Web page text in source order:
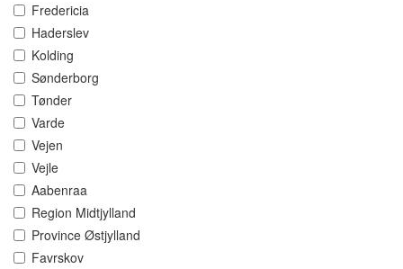
Fredericia
Haderslev
Kolding
Sønderborg
Tønder
Varde
Vejen
Vejle
Aabenraa
Region Midtjylland
Province Østjylland
Favrskov